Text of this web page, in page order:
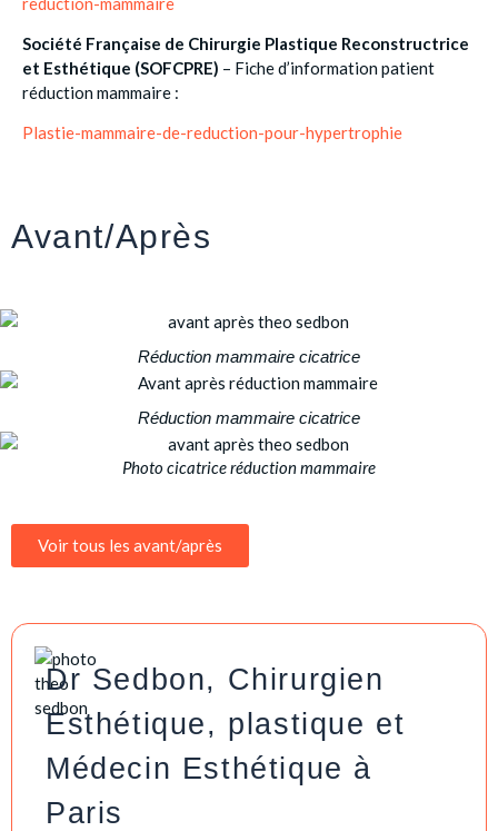
Société Française de Chirurgie Plastique Reconstructrice
et Esthétique (SOFCPRE) – Fiche d’information patient
réduction mammaire :
Plastie-mammaire-de-reduction-pour-hypertrophie
Avant/Après
Réduction mammaire cicatrice
Réduction mammaire cicatrice
Photo cicatrice réduction mammaire
Voir tous les avant/après
Dr Sedbon, Chirurgien
Esthétique, plastique et
Médecin Esthétique à
Paris